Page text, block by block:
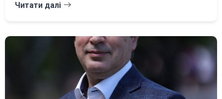
Читати далі